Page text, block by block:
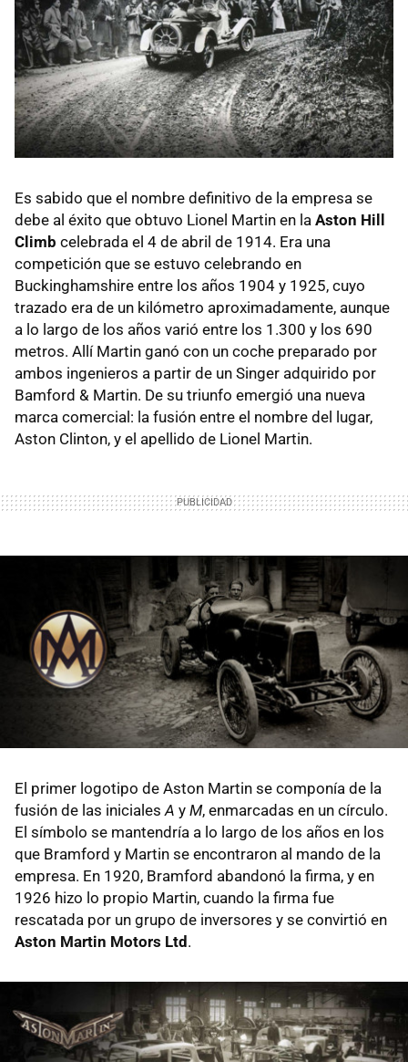
Es sabido que el nombre definitivo de la empresa se
debe al éxito que obtuvo Lionel Martin en la Aston Hill
Climb celebrada el 4 de abril de 1914. Era una
competición que se estuvo celebrando en
Buckinghamshire entre los años 1904 y 1925, cuyo
trazado era de un kilómetro aproximadamente, aunque
a lo largo de los años varió entre los 1.300 y los 690
metros. Allí Martin ganó con un coche preparado por
ambos ingenieros a partir de un Singer adquirido por
Bamford & Martin. De su triunfo emergió una nueva
marca comercial: la fusión entre el nombre del lugar,
Aston Clinton, y el apellido de Lionel Martin.
El primer logotipo de Aston Martin se componía de la
fusión de las inicialesA y M, enmarcadas en un círculo.
El símbolo se mantendría a lo largo de los años en los
que Bramford y Martin se encontraron al mando de la
empresa. En 1920, Bramford abandonó la firma, y en
1926 hizo lo propio Martin, cuando la firma fue
rescatada por un grupo de inversores y se convirtió en
Aston Martin Motors Ltd .